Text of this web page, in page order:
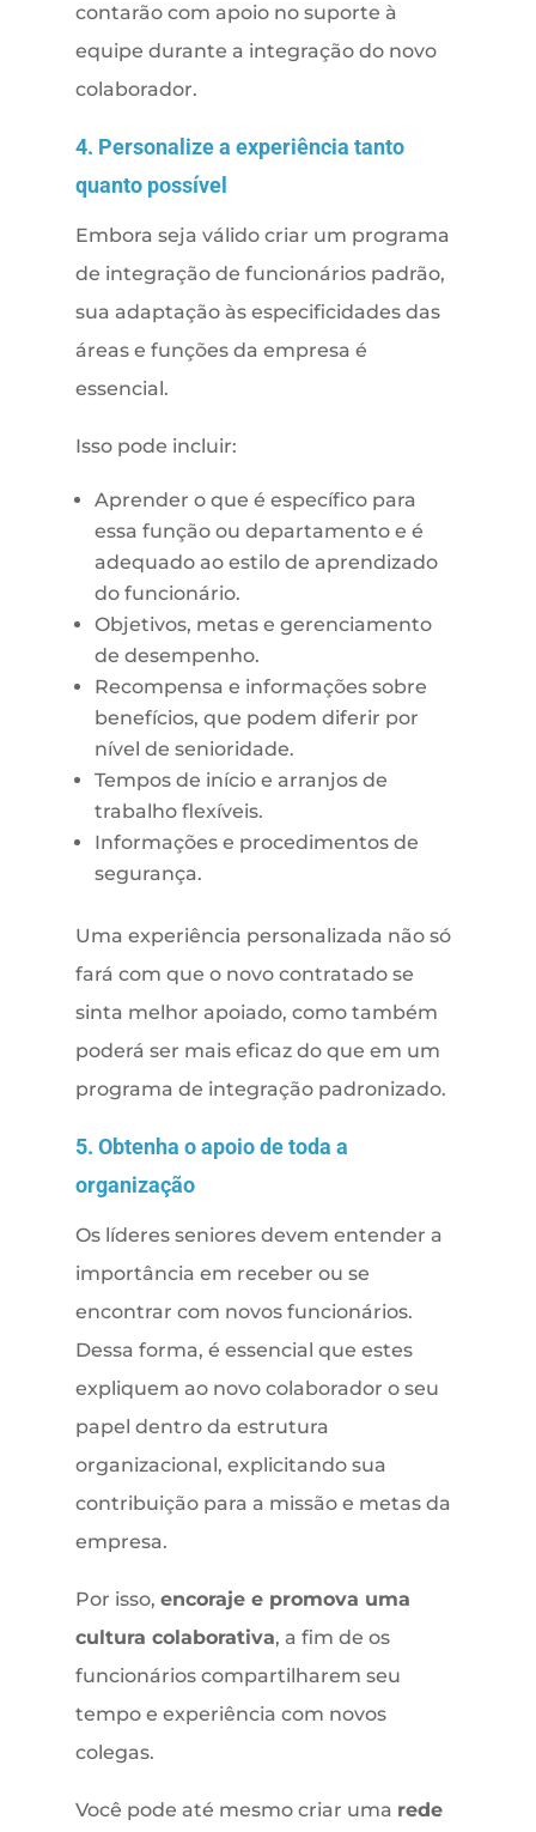
contarão com apoio no suporte à
equipe durante a integração do novo
colaborador.
4. Personalize a experiência tanto
quanto possível
Embora seja válido criar um programa
de integração de funcionários padrão,
sua adaptação às especificidades das
áreas e funções da empresa é
essencial.
Isso pode incluir:
Aprender o que é específico para
essa função ou departamento e é
adequado ao estilo de aprendizado
do funcionário.
Objetivos, metas e gerenciamento
de desempenho.
Recompensa e informações sobre
benefícios, que podem diferir por
nível de senioridade.
Tempos de início e arranjos de
trabalho flexíveis.
Informações e procedimentos de
segurança.
Uma experiência personalizada não só
fará com que o novo contratado se
sinta melhor apoiado, como também
poderá ser mais eficaz do que em um
programa de integração padronizado.
5. Obtenha o apoio de toda a
organização
Os líderes seniores devem entender a
importância em receber ou se
encontrar com novos funcionários.
Dessa forma, é essencial que estes
expliquem ao novo colaborador o seu
papel dentro da estrutura
organizacional, explicitando sua
contribuição para a missão e metas da
empresa.
Por isso, encoraje e promova uma
cultura colaborativa, a fim de os
funcionários compartilharem seu
tempo e experiência com novos
colegas.
Você pode até mesmo criar uma rede